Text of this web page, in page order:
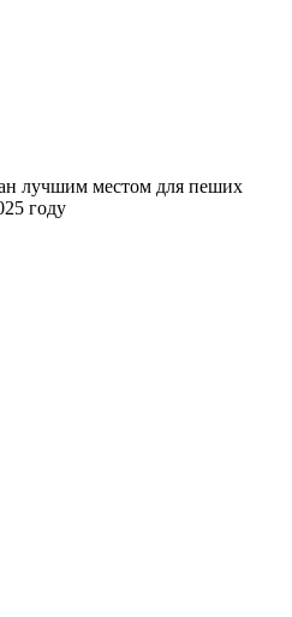
лучшим местом для пеших
году